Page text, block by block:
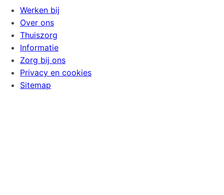
Werken bij
Over ons
Thuiszorg
Informatie
Zorg bij ons
Privacy en cookies
Sitemap